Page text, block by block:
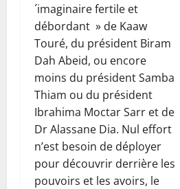
´imaginaire fertile et
débordant » de Kaaw
Touré, du président Biram
Dah Abeid, ou encore
moins du président Samba
Thiam ou du président
Ibrahima Moctar Sarr et de
Dr Alassane Dia. Nul effort
n’est besoin de déployer
pour découvrir derrière les
pouvoirs et les avoirs, le